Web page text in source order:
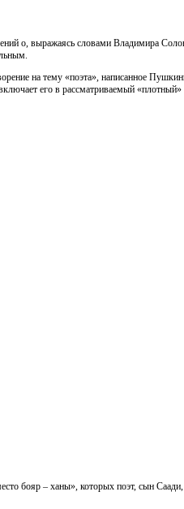
о, выражаясь словами Владимира
на тему «поэта», написанное
его в рассматриваемый «плотный»
бояр – ханы», которых поэт, сын